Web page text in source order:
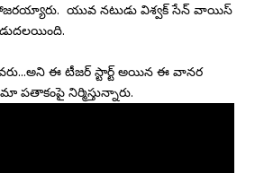
యువ నటుడు విశ్వక్ సేన్ వాయిస్
ఈ టీజర్ స్టార్ట్ అయిన ఈ వానర
పతాకంపై నిర్మిస్తున్నారు.